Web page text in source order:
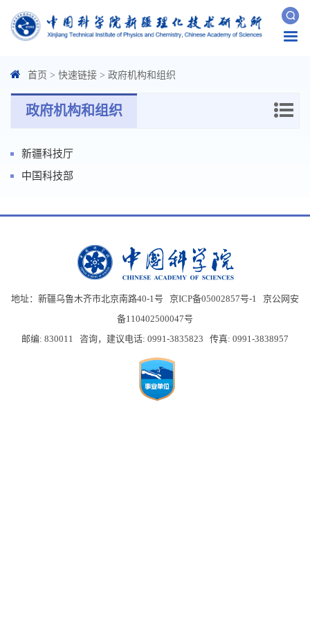
首页 > 快速链接 > 政府机构和组织
政府机构和组织
新疆科技厅
中国科技部
地址：新疆乌鲁木齐市北京南路40-1号 京ICP备05002857号-1 京公网安
备110402500047号
邮编: 830011 咨询，建议电话: 0991-3835823 传真: 0991-3838957